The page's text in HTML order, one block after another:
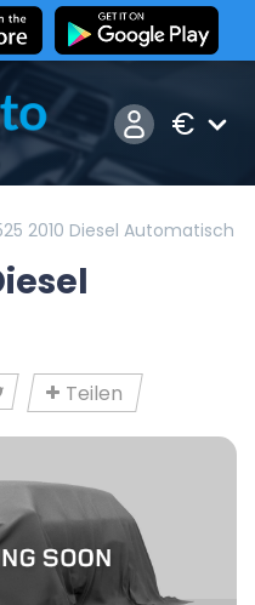
€
2010 Diesel Automatisch
Teilen